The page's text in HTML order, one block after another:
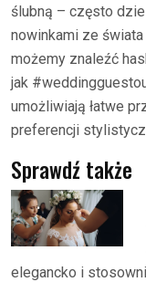
ślubną – często
nowinkami ze
możemy znaleźć
jak
umożliwiają łatwe
preferencji
Sprawdź także
elegancko i